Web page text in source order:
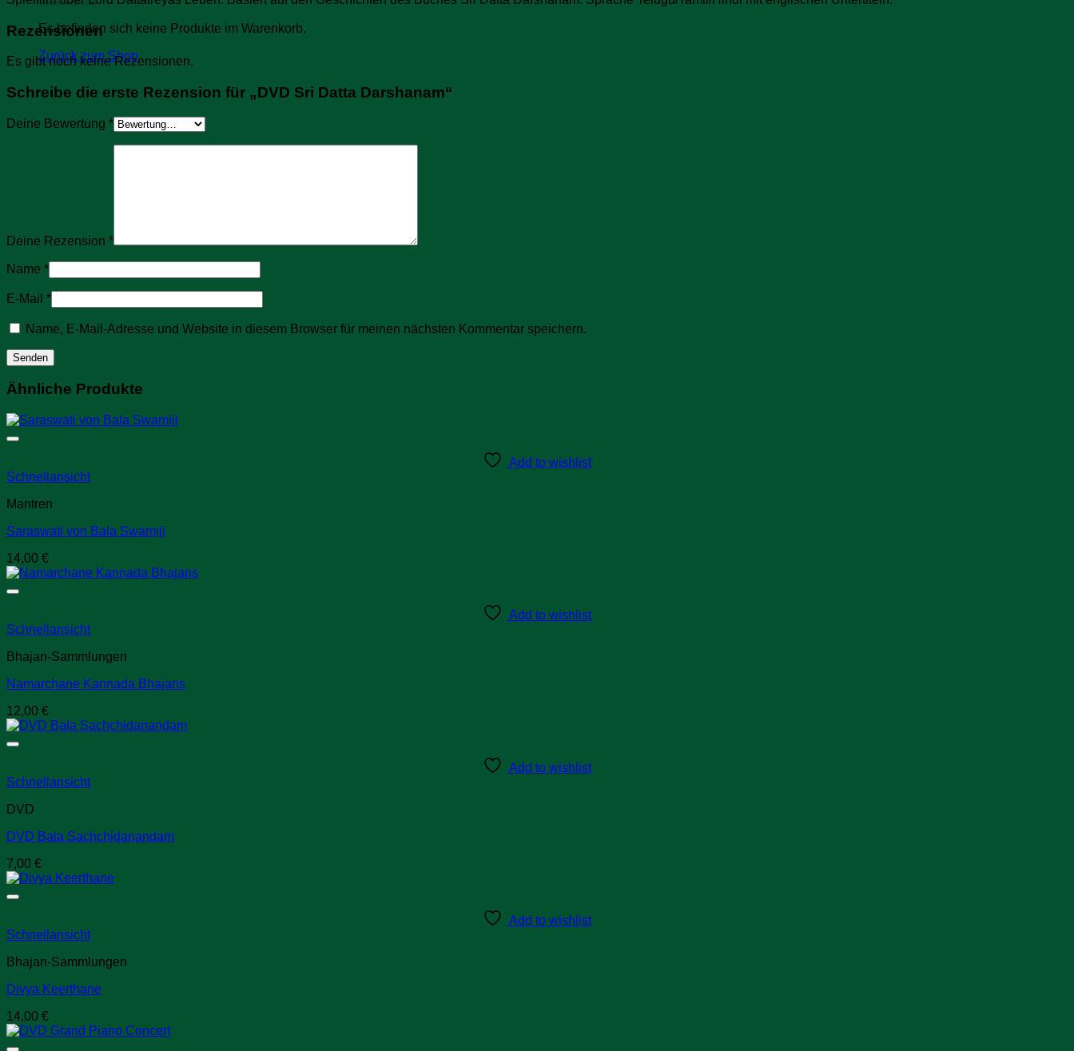
Es befinden sich keine Produkte im Warenkorb.
Zurück zum Shop
Rezensionen
Es gibt noch keine Rezensionen.
Schreibe die erste Rezension für „DVD Sri Datta Darshanam“
Deine Bewertung *
Deine Rezension *
Name *
E-Mail *
Name, E-Mail-Adresse und Website in diesem Browser für meinen nächsten Kommentar speichern.
Ähnliche Produkte
Add to wishlist
Schnellansicht
Mantren
Saraswati von Bala Swamiji
14,00 €
Add to wishlist
Schnellansicht
Bhajan-Sammlungen
Namarchane Kannada Bhajans
12,00 €
Add to wishlist
Schnellansicht
DVD
DVD Bala Sachchidanandam
7,00 €
Add to wishlist
Schnellansicht
Bhajan-Sammlungen
Divya Keerthane
14,00 €